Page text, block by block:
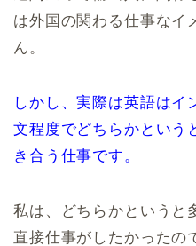
は外国の関わる仕事なイ
ん。
しかし、実際は英語はイ
文程度でどちらかという
き合う仕事です。
私は、どちらかというと
直接仕事がしたかったの